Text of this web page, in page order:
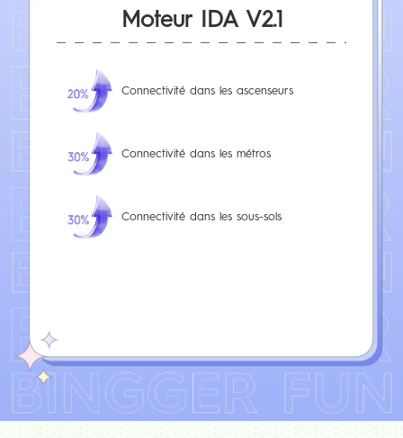
Moteur IDA V2.1
Connectivité dans les ascenseurs
Connectivité dans les métros
Connectivité dans les sous-sols